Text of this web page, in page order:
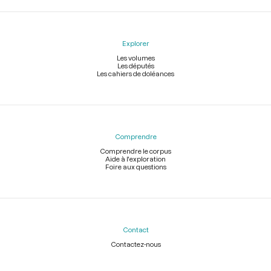
Explorer
Les volumes
Les députés
Les cahiers de doléances
Comprendre
Comprendre le corpus
Aide à l'exploration
Foire aux questions
Contact
Contactez-nous